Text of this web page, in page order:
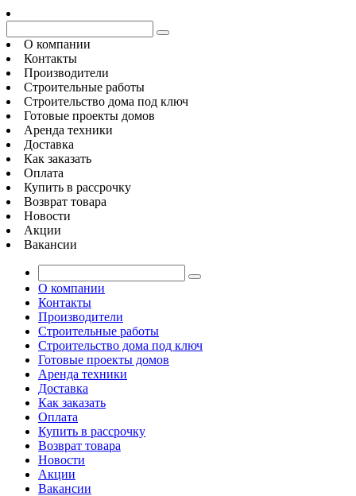
О компании
Контакты
Производители
Строительные работы
Строительство дома под ключ
Готовые проекты домов
Аренда техники
Доставка
Как заказать
Оплата
Купить в рассрочку
Возврат товара
Новости
Акции
Вакансии
О компании
Контакты
Производители
Строительные работы
Строительство дома под ключ
Готовые проекты домов
Аренда техники
Доставка
Как заказать
Оплата
Купить в рассрочку
Возврат товара
Новости
Акции
Вакансии